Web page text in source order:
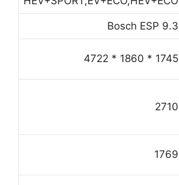
Bosch ESP 9.3
1745 * 1860 * 4722
2710
1769